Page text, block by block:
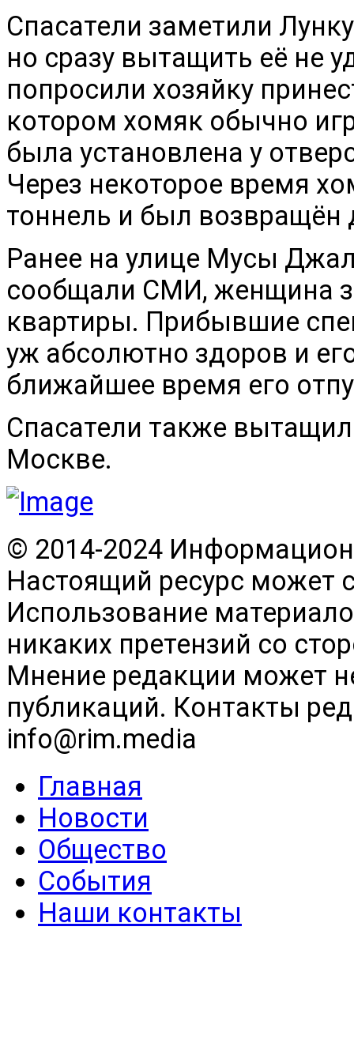
Спасатели заметили
но сразу вытащить её не
попросили хозяйку
котором хомяк обычно
была установлена у
Через некоторое время
тоннель и был возвращён
Ранее на улице Мусы
сообщали СМИ, женщина
квартиры. Прибывшие
уж абсолютно здоров и
ближайшее время его
Спасатели также
Москве.
© 2014-2024
Настоящий ресурс может
Использование
никаких претензий со
Мнение редакции может
публикаций. Контакты
info@rim.media
Главная
Новости
Общество
События
Наши контакты